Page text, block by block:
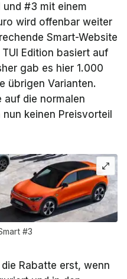
und #3 mit einem
wird offenbar weiter
Smart-Website
Edition basiert auf
gab es hier 1.000
übrigen Varianten.
auf die normalen
keinen Preisvorteil
#3
Rabatte erst, wenn